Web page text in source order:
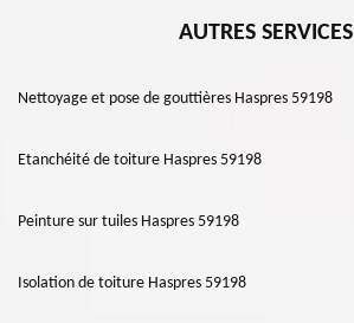
AUTRES SERVICES
Nettoyage et pose de gouttières Haspres 59198
Etanchéité de toiture Haspres 59198
Peinture sur tuiles Haspres 59198
Isolation de toiture Haspres 59198